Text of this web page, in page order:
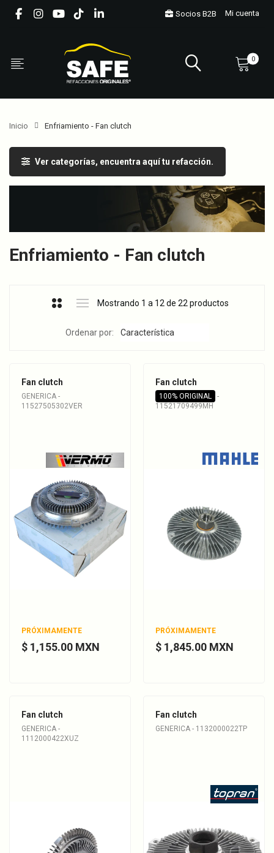
Socios B2B Mi cuenta
0
Inicio Enfriamiento - Fan clutch
Ver categorías, encuentra aquí tu refacción.
Enfriamiento - Fan clutch
Mostrando 1 a 12 de 22 productos
Ordenar por:
Fan clutch
GENERICA -
11527505302VER
PRÓXIMAMENTE
$ 1,155.00 MXN
Fan clutch
100% ORIGINAL
-
11521709499MH
PRÓXIMAMENTE
$ 1,845.00 MXN
Fan clutch
GENERICA -
1112000422XUZ
Fan clutch
GENERICA - 1132000022TP